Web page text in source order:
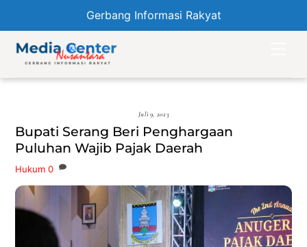
Gerbang Informasi Rakyat
content
Juli 9, 2023
Bupati Serang Beri Penghargaan
Puluhan Wajib Pajak Daerah
Hukum 0